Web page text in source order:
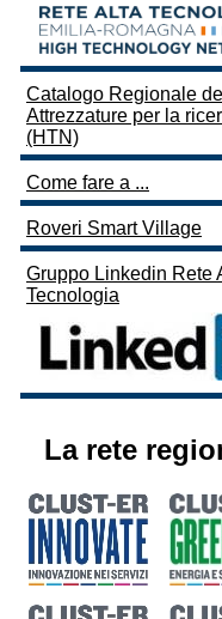
Catalogo Regionale
Attrezzature per la
(HTN)
Come fare a ...
Roveri Smart Village
Gruppo Linkedin Rete
Tecnologia
La rete